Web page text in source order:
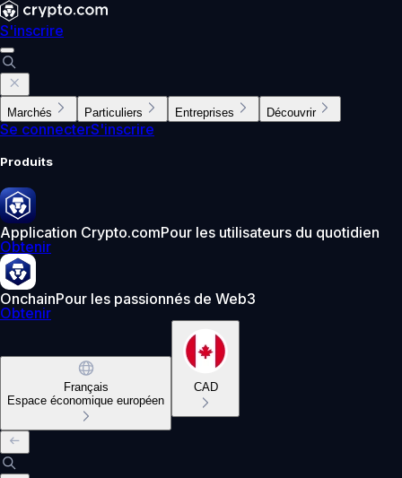
S'inscrire
Marchés Particuliers Entreprises Découvrir
Se connecterS'inscrire
Produits
Application Crypto.comPour les utilisateurs du quotidien
Obtenir
OnchainPour les passionnés de Web3
Obtenir
Français
Espace économique européen
CAD